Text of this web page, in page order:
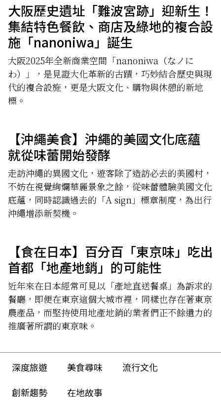
大阪歷史遺址「難波宮跡」迎新生！
集結特色餐飲、商店及綠地的複合設
施「nanoniwa」誕生
大阪2025年全新商業空間「nanoniwa（なノに
わ）」，是見證大化革新的古蹟，巧妙結合歷史與現
代的複合設施，更是大阪文化、購物與休憩的新地
標。
【沖繩美食】沖繩的美國文化底蘊
就從味蕾開始發酵
走訪沖繩的異國文化，遊客除了造訪必去的美國村，
不妨在視覺絢爛華麗景象之餘，從味蕾體驗美國文化
底蘊，同時認識過去的「A sign」標章制度，為出行
沖繩增添新契機。
【食在日本】百分百「東京味」吃出
首都「地產地銷」的可能性
近年來在日本經常可見以「產地直送餐桌」為訴求的
餐廳，即便在東京這個大城市裡，同樣也存在著東京
農產品，而堅持使用地產地銷的業者們正不餘遺力的
推廣著所謂的東京味。
深度旅遊 美食尋味
流行文化
創新趨勢
在地故事